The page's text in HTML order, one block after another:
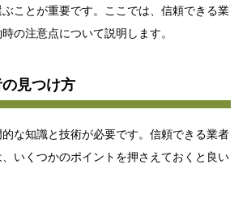
ことが重要です。ここでは、信頼できる業
の注意点について説明します。
見つけ方
な知識と技術が必要です。信頼できる業者
いくつかのポイントを押さえておくと良い